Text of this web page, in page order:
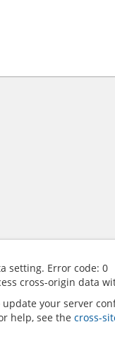
setting. Error code: 0
cross-origin data
update your server
help, see the cross-